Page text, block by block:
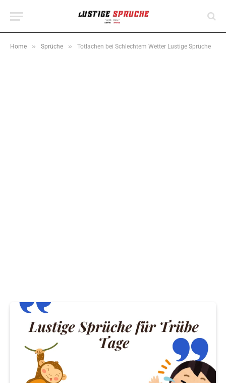
Home » Sprüche » Totlachen bei Schlechtem Wetter Lustige Sprüche